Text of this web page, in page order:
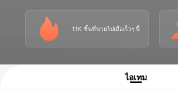
11K ชิ้นที่ขายไปเมื่อเร็วๆ นี้
ไอเทม